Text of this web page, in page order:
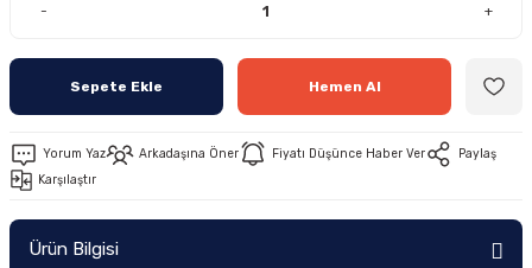
- +
Sepete Ekle Hemen Al
Yorum Yaz Arkadaşına Öner Fiyatı Düşünce Haber Ver
Paylaş
Karşılaştır
Ürün Bilgisi